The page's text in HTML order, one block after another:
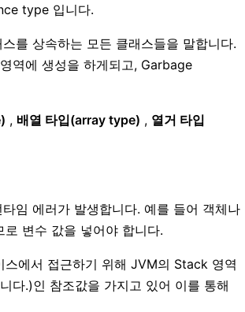
type 입니다.
를 상속하는 모든 클래스들을 말합니다.
역에 생성을 하게되고, Garbage
, 배열 타입(array type) , 열거 타입
임 에러가 발생합니다. 예를 들어 객체나
변수 값을 넣어야 합니다.
에서 접근하기 위해 JVM의 Stack 영역
다.)인 참조값을 가지고 있어 이를 통해